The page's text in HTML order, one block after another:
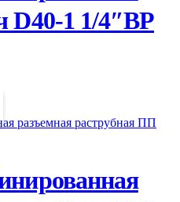
1 1/4″ВР